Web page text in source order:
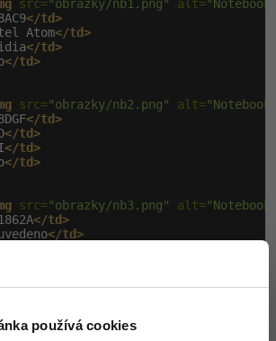
používá cookies
src="obrazky/nb1.png" alt=
</td>
Atom</td>
</td>
</td>
src="obrazky/nb2.png" alt=
</td>
</td>
</td>
</td>
src="obrazky/nb3.png" alt=
</td>
</td>